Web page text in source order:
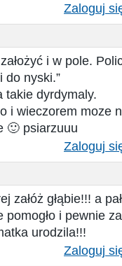
Zaloguj
i w pole.
do nyski.”
takie dyrdymaly.
i wieczorem moze
🙂 psiarzuuu
Zaloguj
załóż głąbie!!! a
i pewnie
urodzila!!!
Zaloguj